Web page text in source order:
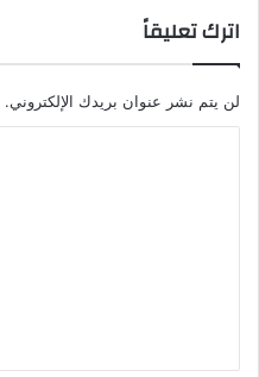
اترك تعليقاً
لن يتم نشر عنوان بريدك الإلكتروني.